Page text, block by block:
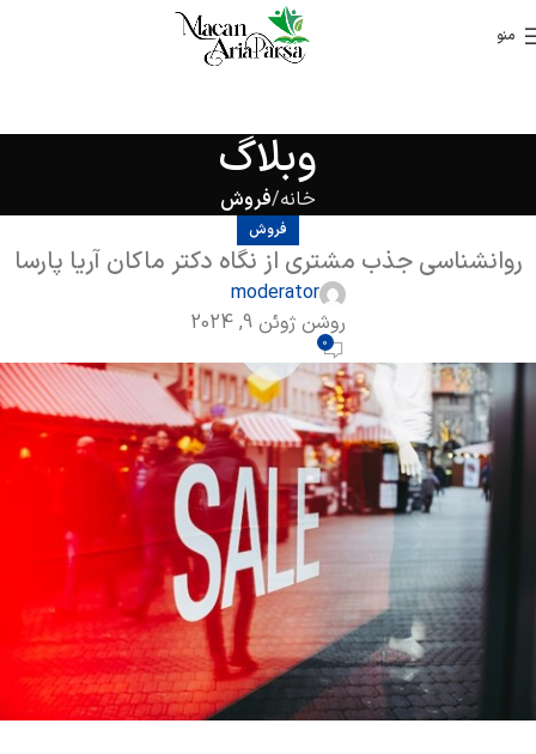
منو
وبلاگ
خانه فروش
فروش
روانشناسی جذب مشتری از نگاه دکتر ماکان آریا پارسا
moderator
روشن ژوئن 9, 2024
0